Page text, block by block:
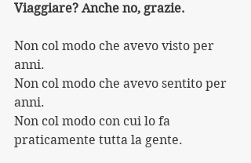
Viaggiare? Anche no, grazie.
Non col modo che avevo visto per
anni.
Non col modo che avevo sentito per
anni.
Non col modo con cui lo fa
praticamente tutta la gente.